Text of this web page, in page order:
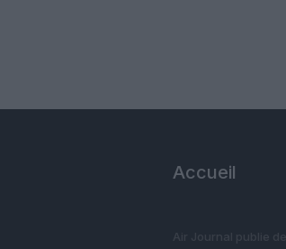
Accueil